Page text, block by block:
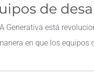
de
Generativa está
en que los equipos